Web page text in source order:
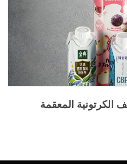
الكرتونية المعقمة